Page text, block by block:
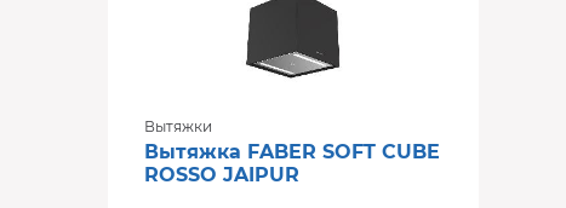
Вытяжки
Вытяжка FABER SOFT CUBE
ROSSO JAIPUR